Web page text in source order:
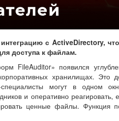
с ActiveDirectory,
доступа к файлам.
FileAuditor» появился
хранилищах. Это
могут в одном
и оперативно
ценные файлы. Функция